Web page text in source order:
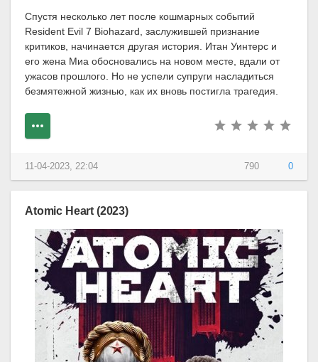
Спустя несколько лет после кошмарных событий
Resident Evil 7 Biohazard, заслужившей признание
критиков, начинается другая история. Итан Уинтерс и
его жена Миа обосновались на новом месте, вдали от
ужасов прошлого. Но не успели супруги насладиться
безмятежной жизнью, как их вновь постигла трагедия.
790 0
11-04-2023, 22:04
Atomic Heart (2023)